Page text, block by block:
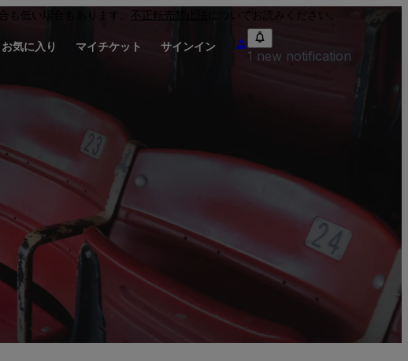
も低い場合もあります。 不正転売禁止法 についてお読みください。
お気に入り マイチケット サインイン
1 new notification